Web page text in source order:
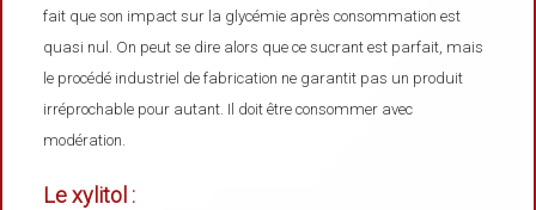
fait que son impact sur la glycémie après consommation est
quasi nul. On peut se dire alors que ce sucrant est parfait, mais
le procédé industriel de fabrication ne garantit pas un produit
irréprochable pour autant. Il doit être consommer avec
modération.
Le xylitol :